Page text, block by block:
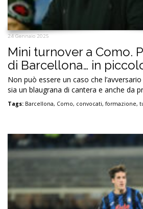
24 Gennaio 2025
Mini turnover a Como.
di Barcellona… in
Non può essere un caso che
sia un blaugrana di cantera e anche da
Tags: Barcellona, Como, convocati, formazione,